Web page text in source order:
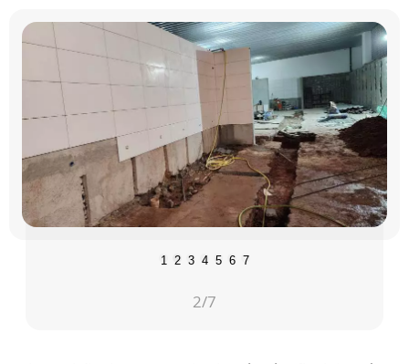
1 2 3 4 5 6 7
2/7